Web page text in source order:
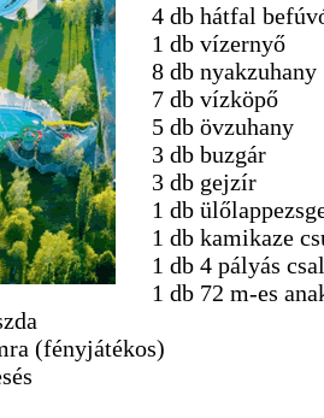
4 db hátfal
1 db vízernyő
8 db nyakzuhany
7 db vízköpő
5 db övzuhany
3 db buzgár
3 db gejzír
1 db
1 db kamikaze
1 db 4 pályás
1 db 72 m-es
(fényjátékos)